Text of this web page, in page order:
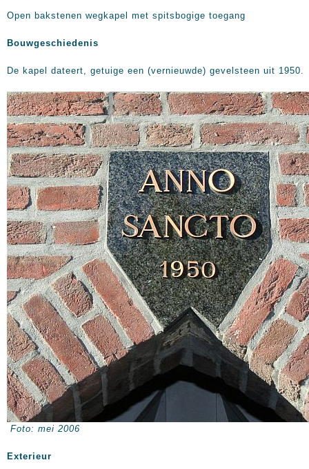
Open bakstenen wegkapel met spitsbogige toegang
Bouwgeschiedenis
De kapel dateert, getuige een (vernieuwde) gevelsteen uit 1950.
Foto: mei 2006
Exterieur